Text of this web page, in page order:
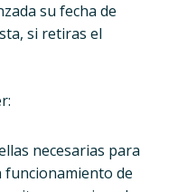
su fecha de
si retiras el
necesarias para
funcionamiento de